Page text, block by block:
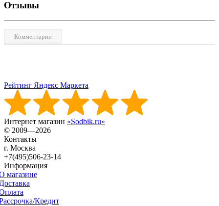
Отзывы
Комментарии
Рейтинг Яндекс Маркета
Интернет магазин «Sodbik.ru»
© 2009—2026
Контакты
г. Москва
+7(495)506-23-14
Информация
магазине
Кредит